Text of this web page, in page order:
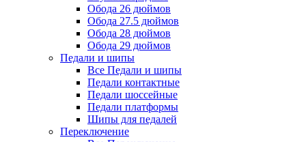
Обода 26 дюймов
Обода 27.5 дюймов
Обода 28 дюймов
Обода 29 дюймов
Педали и шипы
Все Педали и шипы
Педали контактные
Педали шоссейные
Педали платформы
Шипы для педалей
Переключение